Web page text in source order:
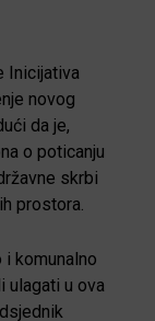
Inicijativa
novog
da je,
o poticanju
skrbi
prostora.
komunalno
ulagati u ova